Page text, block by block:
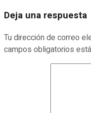
Deja una respuesta
Tu dirección de correo
campos obligatorios